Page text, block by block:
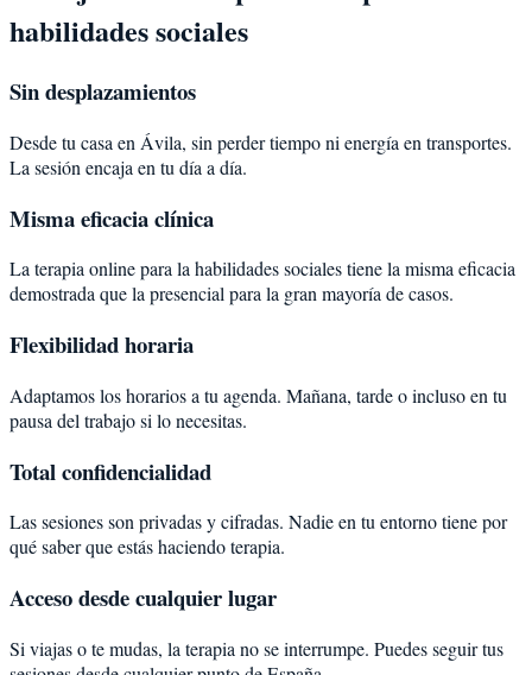
habilidades sociales
Sin desplazamientos
Desde tu casa en Ávila, sin perder tiempo ni energía en transportes.
La sesión encaja en tu día a día.
Misma eficacia clínica
La terapia online para la habilidades sociales tiene la misma eficacia
demostrada que la presencial para la gran mayoría de casos.
Flexibilidad horaria
Adaptamos los horarios a tu agenda. Mañana, tarde o incluso en tu
pausa del trabajo si lo necesitas.
Total confidencialidad
Las sesiones son privadas y cifradas. Nadie en tu entorno tiene por
qué saber que estás haciendo terapia.
Acceso desde cualquier lugar
Si viajas o te mudas, la terapia no se interrumpe. Puedes seguir tus